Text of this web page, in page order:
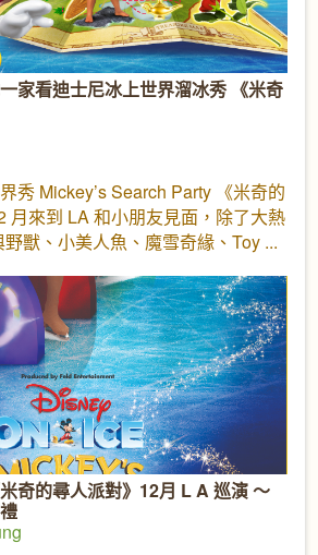
家看迪士尼冰上世界溜冰秀 《米奇
秀 Mickey’s Search Party 《米奇的
月來到 LA 和小朋友見面，除了大熱
獸、小美人魚、魔雪奇緣、Toy
奇的尋人派對》12月 L A 巡演 ～